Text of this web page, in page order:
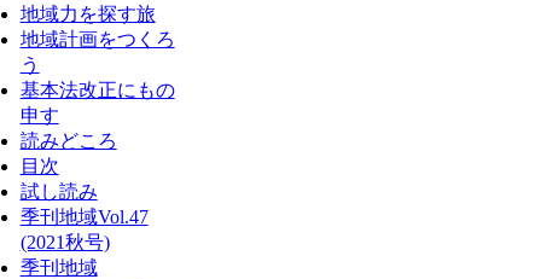
地域力を探す旅
地域計画をつくろ
う
基本法改正にもの
申す
読みどころ
目次
試し読み
季刊地域Vol.47
(2021秋号)
季刊地域